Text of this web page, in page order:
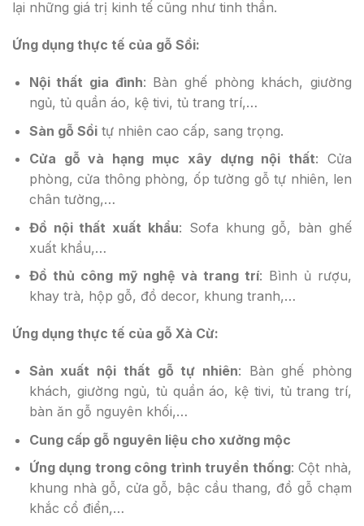
lại những giá trị kinh tế cũng như tinh thần.
Ứng dụng thực tế của gỗ Sồi:
Nội thất gia đình: Bàn ghế phòng khách, giường
ngủ, tủ quần áo, kệ tivi, tủ trang trí,…
Sàn gỗ Sồitự nhiên cao cấp, sang trọng.
Cửa gỗ và hạng mục xây dựng nội thất: Cửa
phòng, cửa thông phòng, ốp tường gỗ tự nhiên, len
chân tường,…
Đồ nội thất xuất khẩu: Sofa khung gỗ, bàn ghế
xuất khẩu,…
Đồ thủ công mỹ nghệ và trang trí: Bình ủ rượu,
khay trà, hộp gỗ, đồ decor, khung tranh,…
Ứng dụng thực tế của gỗ Xà Cừ:
Sản xuất nội thất gỗ tự nhiên: Bàn ghế phòng
khách, giường ngủ, tủ quần áo, kệ tivi, tủ trang trí,
bàn ăn gỗ nguyên khối,…
Cung cấp gỗ nguyên liệu cho xưởng mộc
Ứng dụng trong công trình truyền thống: Cột nhà,
khung nhà gỗ, cửa gỗ, bậc cầu thang, đồ gỗ chạm
khắc cổ điển,…